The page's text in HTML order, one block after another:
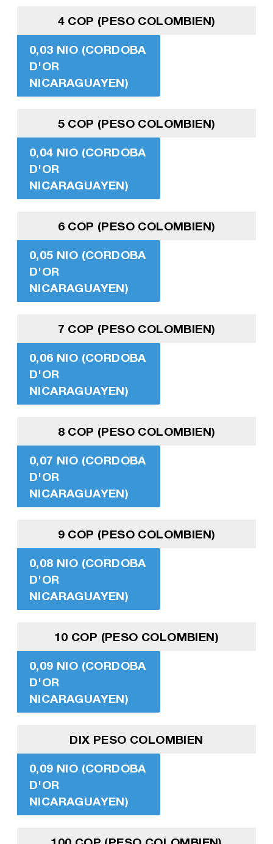
4 COP (PESO COLOMBIEN)
0,03 NIO (CORDOBA
D'OR
NICARAGUAYEN)
5 COP (PESO COLOMBIEN)
0,04 NIO (CORDOBA
D'OR
NICARAGUAYEN)
6 COP (PESO COLOMBIEN)
0,05 NIO (CORDOBA
D'OR
NICARAGUAYEN)
7 COP (PESO COLOMBIEN)
0,06 NIO (CORDOBA
D'OR
NICARAGUAYEN)
8 COP (PESO COLOMBIEN)
0,07 NIO (CORDOBA
D'OR
NICARAGUAYEN)
9 COP (PESO COLOMBIEN)
0,08 NIO (CORDOBA
D'OR
NICARAGUAYEN)
10 COP (PESO COLOMBIEN)
0,09 NIO (CORDOBA
D'OR
NICARAGUAYEN)
DIX PESO COLOMBIEN
0,09 NIO (CORDOBA
D'OR
NICARAGUAYEN)